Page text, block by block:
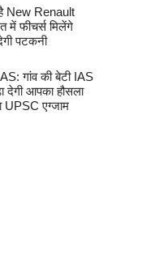
New Renault
में फीचर्स मिलेंगे
पटकनी
गांव की बेटी IAS
देगी आपका हौसला
UPSC एग्जाम